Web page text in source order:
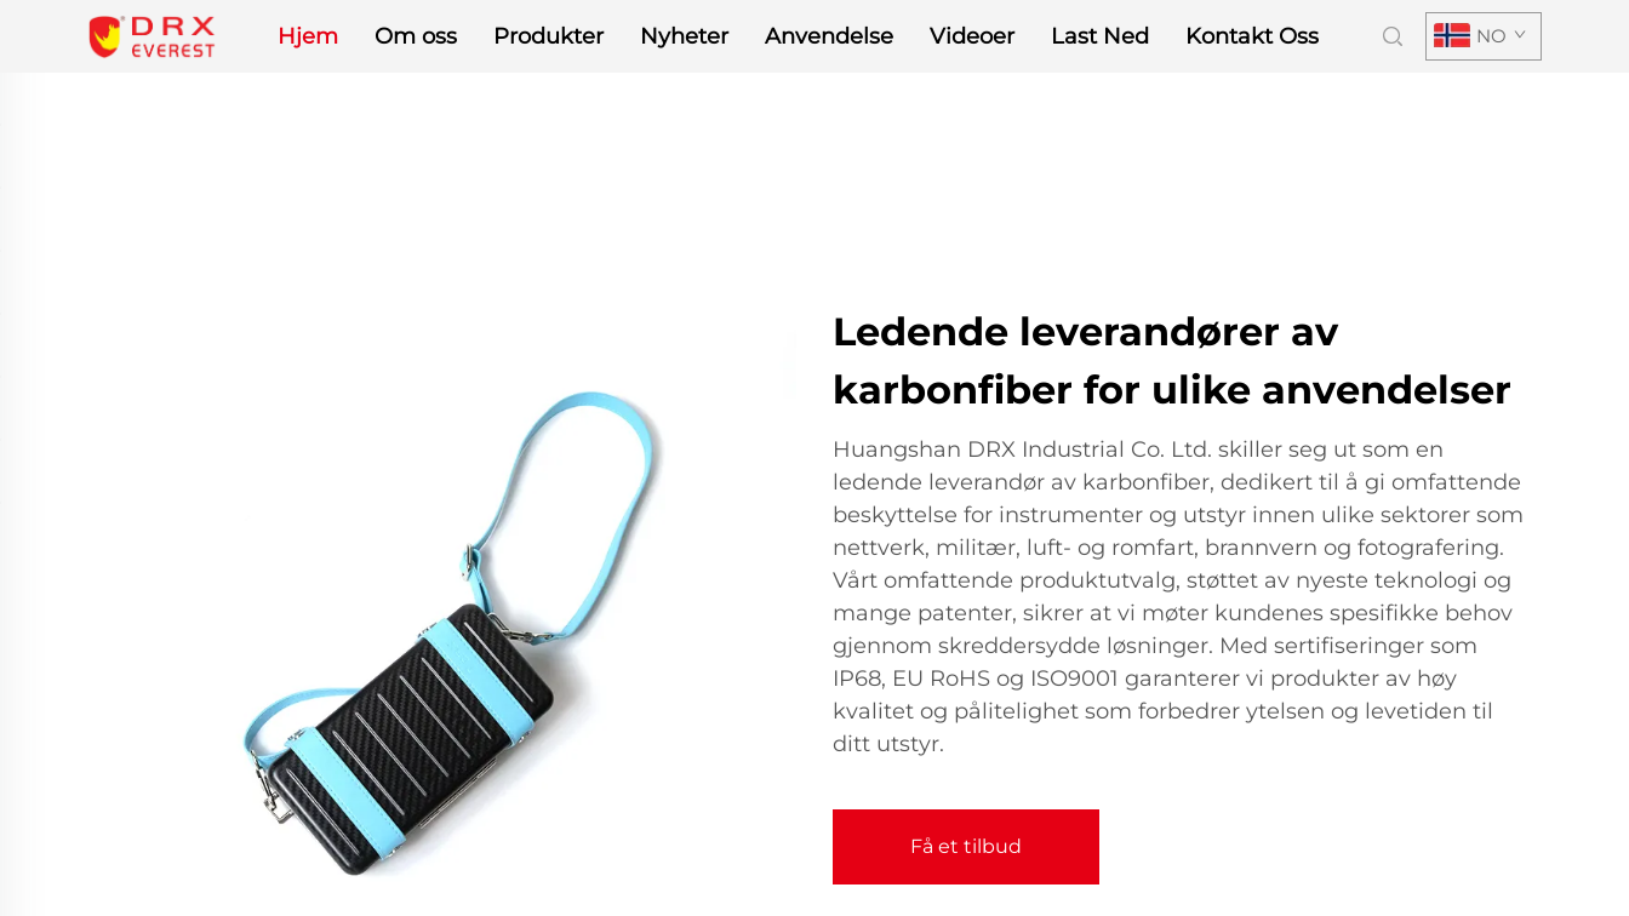
Hjem Om oss Produkter Nyheter Anvendelse Videoer Last Ned Kontakt Oss NO
Ledende leverandører av
karbonfiber for ulike anvendelser
Huangshan DRX Industrial Co. Ltd. skiller seg ut som en
ledende leverandør av karbonfiber, dedikert til å gi omfattende
beskyttelse for instrumenter og utstyr innen ulike sektorer som
nettverk, militær, luft- og romfart, brannvern og fotografering.
Vårt omfattende produktutvalg, støttet av nyeste teknologi og
mange patenter, sikrer at vi møter kundenes spesifikke behov
gjennom skreddersydde løsninger. Med sertifiseringer som
IP68, EU RoHS og ISO9001 garanterer vi produkter av høy
kvalitet og pålitelighet som forbedrer ytelsen og levetiden til
ditt utstyr.
Få et tilbud